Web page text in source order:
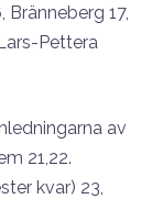
Bränneberg 17,
Pettera
av
21,22.
kvar) 23,